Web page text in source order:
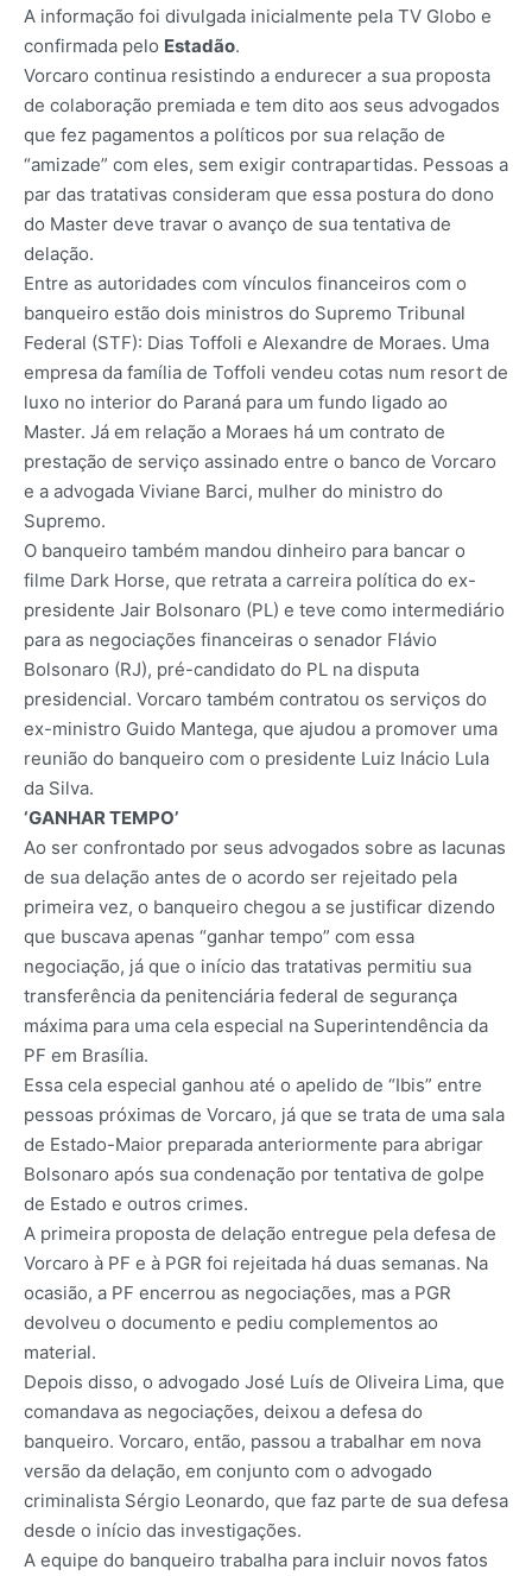
A informação foi divulgada inicialmente pela TV Globo e
confirmada pelo Estadão.
Vorcaro continua resistindo a endurecer a sua proposta
de colaboração premiada e tem dito aos seus advogados
que fez pagamentos a políticos por sua relação de
“amizade” com eles, sem exigir contrapartidas. Pessoas a
par das tratativas consideram que essa postura do dono
do Master deve travar o avanço de sua tentativa de
delação.
Entre as autoridades com vínculos financeiros com o
banqueiro estão dois ministros do Supremo Tribunal
Federal (STF): Dias Toffoli e Alexandre de Moraes. Uma
empresa da família de Toffoli vendeu cotas num resort de
luxo no interior do Paraná para um fundo ligado ao
Master. Já em relação a Moraes há um contrato de
prestação de serviço assinado entre o banco de Vorcaro
e a advogada Viviane Barci, mulher do ministro do
Supremo.
O banqueiro também mandou dinheiro para bancar o
filme Dark Horse, que retrata a carreira política do ex-
presidente Jair Bolsonaro (PL) e teve como intermediário
para as negociações financeiras o senador Flávio
Bolsonaro (RJ), pré-candidato do PL na disputa
presidencial. Vorcaro também contratou os serviços do
ex-ministro Guido Mantega, que ajudou a promover uma
reunião do banqueiro com o presidente Luiz Inácio Lula
da Silva.
‘GANHAR TEMPO’
Ao ser confrontado por seus advogados sobre as lacunas
de sua delação antes de o acordo ser rejeitado pela
primeira vez, o banqueiro chegou a se justificar dizendo
que buscava apenas “ganhar tempo” com essa
negociação, já que o início das tratativas permitiu sua
transferência da penitenciária federal de segurança
máxima para uma cela especial na Superintendência da
PF em Brasília.
Essa cela especial ganhou até o apelido de “Ibis” entre
pessoas próximas de Vorcaro, já que se trata de uma sala
de Estado-Maior preparada anteriormente para abrigar
Bolsonaro após sua condenação por tentativa de golpe
de Estado e outros crimes.
A primeira proposta de delação entregue pela defesa de
Vorcaro à PF e à PGR foi rejeitada há duas semanas. Na
ocasião, a PF encerrou as negociações, mas a PGR
devolveu o documento e pediu complementos ao
material.
Depois disso, o advogado José Luís de Oliveira Lima, que
comandava as negociações, deixou a defesa do
banqueiro. Vorcaro, então, passou a trabalhar em nova
versão da delação, em conjunto com o advogado
criminalista Sérgio Leonardo, que faz parte de sua defesa
desde o início das investigações.
A equipe do banqueiro trabalha para incluir novos fatos